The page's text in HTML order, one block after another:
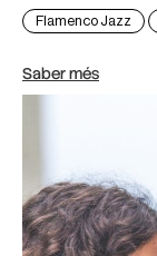
Flamenco Jazz
Saber més